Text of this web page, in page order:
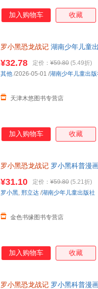
加入购物车 收藏
罗小黑恐龙战记 湖南少年儿童
¥32.78 定价： ¥59.80 (5.49折)
天津木悠图书专营店
其他 /2026-05-01 /湖南少年儿童出
加入购物车 收藏
罗小黑恐龙战记 罗小黑科普漫
¥31.10 定价： ¥59.80 (5.21折)
金色书缘图书专营店
罗小黑, 邢立达 /湖南少年儿童出版社
加入购物车 收藏
罗小黑恐龙战记 罗小黑科普漫